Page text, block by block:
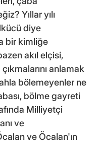
Yıllar yılı
diye
bir kimliğe
akıl elçisi,
anlamak
bölemeyenler ne
bölme gayreti
Milliyetçi
ve
ve Öcalan'ın